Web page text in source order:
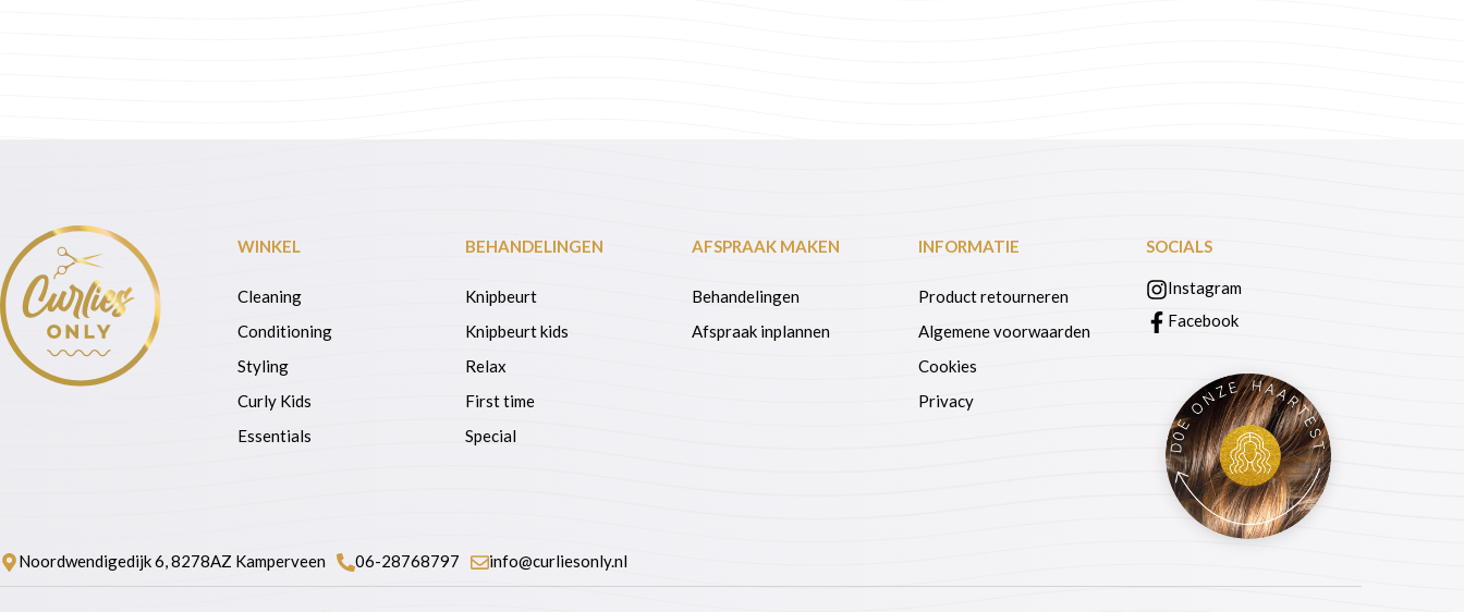
WINKEL
Cleaning
Conditioning
Styling
Curly Kids
Essentials
BEHANDELINGEN
Knipbeurt
Knipbeurt kids
Relax
First time
Special
AFSPRAAK MAKEN
Behandelingen
Afspraak inplannen
INFORMATIE
Product retourneren
Algemene voorwaarden
Cookies
Privacy
SOCIALS
Instagram
Facebook
Noordwendigedijk 6, 8278AZ Kamperveen 06-28768797 info@curliesonly.nl